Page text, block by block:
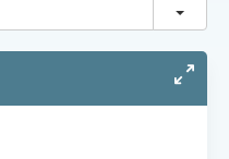
切換